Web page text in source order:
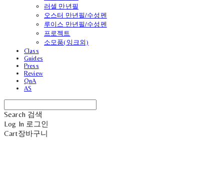
러셀 만년필
오스터 만년필/수성펜
루이스 만년필/수성펜
프로젝트
소모품(잉크외)
Class
Guides
Press
Review
QnA
AS
Search 검색
Log In 로그인
Cart장바구니